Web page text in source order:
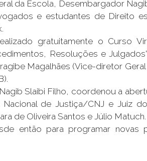
da Escola, Desembargador
e estudantes de Direito
gratuitamente o Curso
Resoluções e
Magalhães (Vice-diretor
Slaibi Filho, coordenou a
de Justiça/CNJ e Juiz
de Oliveira Santos e Júlio Matuch.
então para programar novas